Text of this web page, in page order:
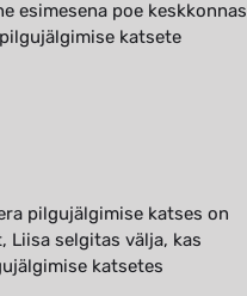
esimesena poe keskkonnas
katsete
pilgujälgimise katses on
Liisa selgitas välja, kas
katsetes